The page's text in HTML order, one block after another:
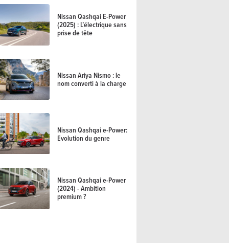
(2026) – La même en
Nissan Qashqai E-Power
(2025) : L’électrique sans
prise de tête
Nissan Ariya Nismo : le
nom converti à la charge
Nissan Qashqai e-Power:
Evolution du genre
Nissan Qashqai e-Power
(2024) - Ambition
premium ?